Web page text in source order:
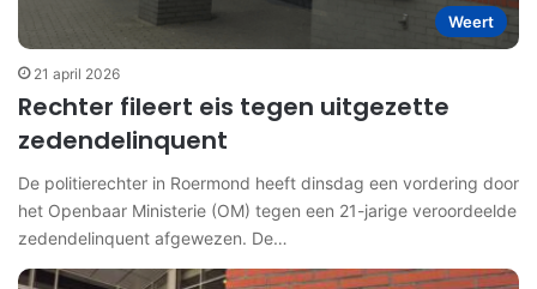
Weert
21 april 2026
Rechter fileert eis tegen uitgezette
zedendelinquent
De politierechter in Roermond heeft dinsdag een vordering door
het Openbaar Ministerie (OM) tegen een 21-jarige veroordeelde
zedendelinquent afgewezen. De…